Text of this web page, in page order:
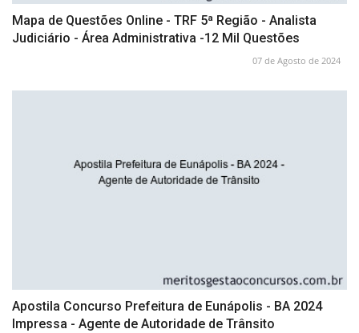
Mapa de Questões Online - TRF 5ª Região - Analista
Judiciário - Área Administrativa -12 Mil Questões
07 de Agosto de 2024
Apostila Concurso Prefeitura de Eunápolis - BA 2024
Impressa - Agente de Autoridade de Trânsito